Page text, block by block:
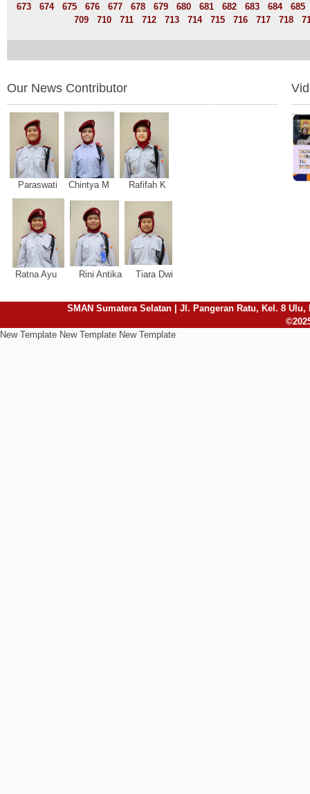
673
674 675 676 677 678 679 680 681 682 683 684
685
709
710 711 712 713 714 715 716 717 718
Our News Contributor
Paraswati Chintya M Rafifah K
Ratna Ayu Rini Antika Tiara Dwi
SMAN Sumatera Selatan | Jl. Pangeran Ratu, Kel. 8 Ulu,
New Template New Template New Template